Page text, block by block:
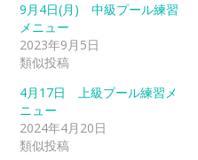
9月4日(月) 中級プール練習
メニュー
2023年9月5日
類似投稿
4月17日 上級プール練習メ
ニュー
2024年4月20日
類似投稿